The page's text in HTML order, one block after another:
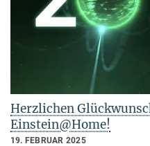
Herzlichen
Einstein@Home!
19. FEBRUAR 2025